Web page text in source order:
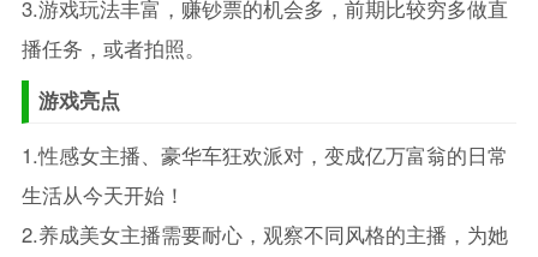
3.游戏玩法丰富，赚钞票的机会多，前期比较穷多做直
播任务，或者拍照。
游戏亮点
1.性感女主播、豪华车狂欢派对，变成亿万富翁的日常
生活从今天开始！
2.养成美女主播需要耐心，观察不同风格的主播，为她